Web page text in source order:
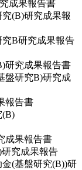
成果報告書
(B)研究成果報
B研究成果報告
研究成果報告書
盤研究B)研究成
報告書
(B)
成果報告書
究成果報告
(基盤研究(B))研